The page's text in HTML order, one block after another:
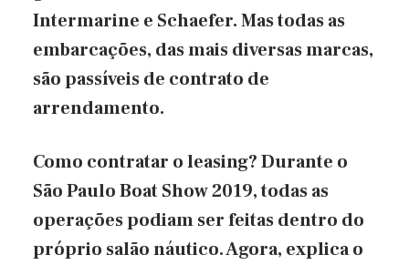
Intermarine e Schaefer. Mas todas as
embarcações, das mais diversas marcas,
são passíveis de contrato de
arrendamento.
Como contratar o leasing? Durante o
São Paulo Boat Show 2019, todas as
operações podiam ser feitas dentro do
próprio salão náutico. Agora, explica o